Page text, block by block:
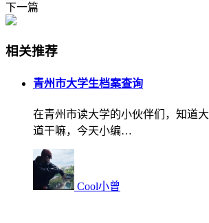
下一篇
相关推荐
青州市大学生档案查询
在青州市读大学的小伙伴们，知道
道干嘛，今天小编…
Cool小曾